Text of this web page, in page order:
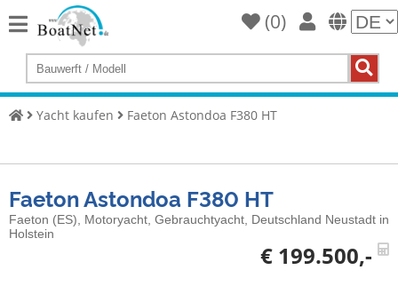
Home
Yacht
Gewerbliche
Verkäufer
(0)
Yacht kaufen Faeton Astondoa F380 HT
Faeton Astondoa F380 HT
Faeton (ES), Motoryacht, Gebrauchtyacht, Deutschland Neustadt in
Holstein
€ 199.500,-